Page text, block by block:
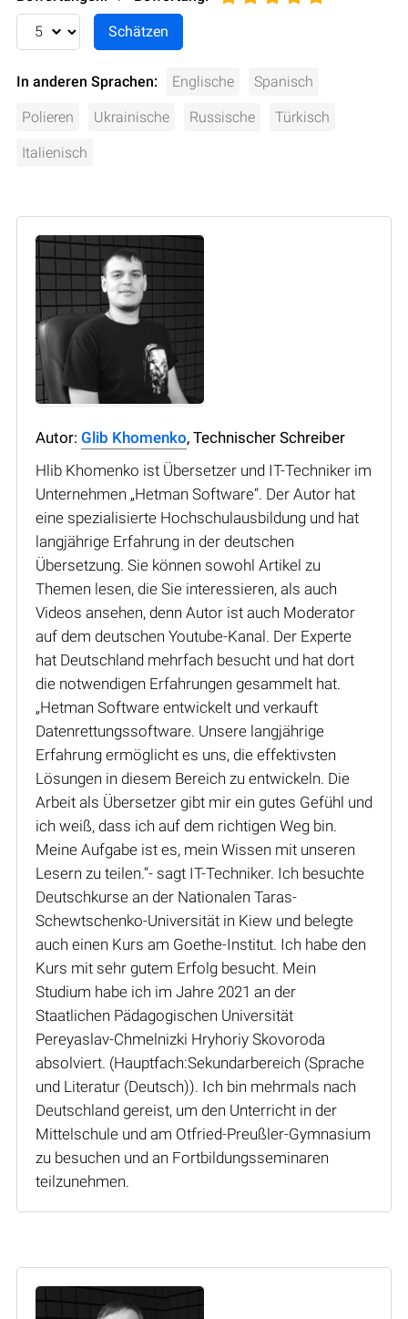
In anderen Sprachen: Englische Spanisch
Polieren Ukrainische Russische Türkisch
Italienisch
Autor: Glib Khomenko, Technischer Schreiber
Hlib Khomenko ist Übersetzer und IT-Techniker im
Unternehmen „Hetman Software“. Der Autor hat
eine spezialisierte Hochschulausbildung und hat
langjährige Erfahrung in der deutschen
Übersetzung. Sie können sowohl Artikel zu
Themen lesen, die Sie interessieren, als auch
Videos ansehen, denn Autor ist auch Moderator
auf dem deutschen Youtube-Kanal. Der Experte
hat Deutschland mehrfach besucht und hat dort
die notwendigen Erfahrungen gesammelt hat.
„Hetman Software entwickelt und verkauft
Datenrettungssoftware. Unsere langjährige
Erfahrung ermöglicht es uns, die effektivsten
Lösungen in diesem Bereich zu entwickeln. Die
Arbeit als Übersetzer gibt mir ein gutes Gefühl und
ich weiß, dass ich auf dem richtigen Weg bin.
Meine Aufgabe ist es, mein Wissen mit unseren
Lesern zu teilen.“- sagt IT-Techniker. Ich besuchte
Deutschkurse an der Nationalen Taras-
Schewtschenko-Universität in Kiew und belegte
auch einen Kurs am Goethe-Institut. Ich habe den
Kurs mit sehr gutem Erfolg besucht. Mein
Studium habe ich im Jahre 2021 an der
Staatlichen Pädagogischen Universität
Pereyaslav-Chmelnizki Hryhoriy Skovoroda
absolviert. (Hauptfach:Sekundarbereich (Sprache
und Literatur (Deutsch)). Ich bin mehrmals nach
Deutschland gereist, um den Unterricht in der
Mittelschule und am Otfried-Preußler-Gymnasium
zu besuchen und an Fortbildungsseminaren
teilzunehmen.